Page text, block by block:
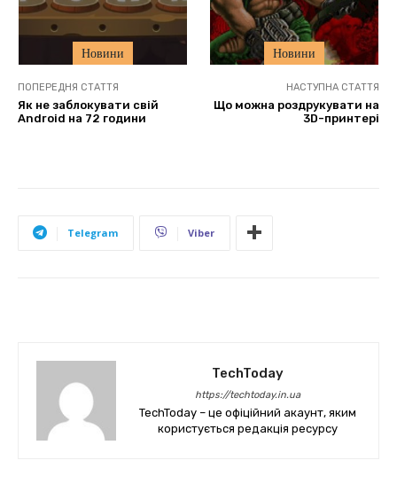
Новини Новини
ПОПЕРЕДНЯ СТАТТЯ
Як не заблокувати свій
Android на 72 години
НАСТУПНА СТАТТЯ
Що можна роздрукувати на
3D-принтері
Telegram Viber
TechToday
https://techtoday.in.ua
TechToday – це офіційний акаунт, яким
користується редакція ресурсу